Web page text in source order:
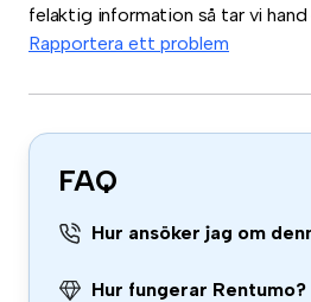
felaktig information så tar vi
Rapportera ett problem
FAQ
Hur ansöker jag om
Hur fungerar Rentumo?